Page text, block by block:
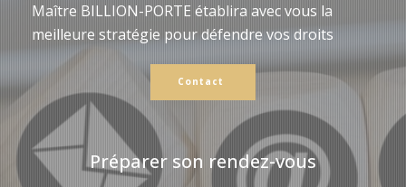
Maître BILLION-PORTE établira avec vous la
meilleure stratégie pour défendre vos droits
Contact
Préparer son rendez-vous